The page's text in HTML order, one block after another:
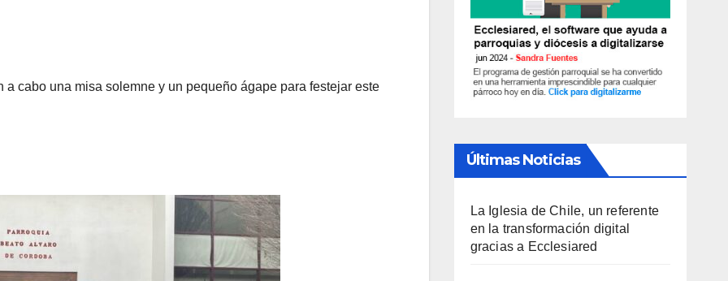
a cabo una misa solemne y un pequeño ágape para festejar este
Últimas Noticias
La Iglesia de Chile, un referente
en la transformación digital
gracias a Ecclesiared